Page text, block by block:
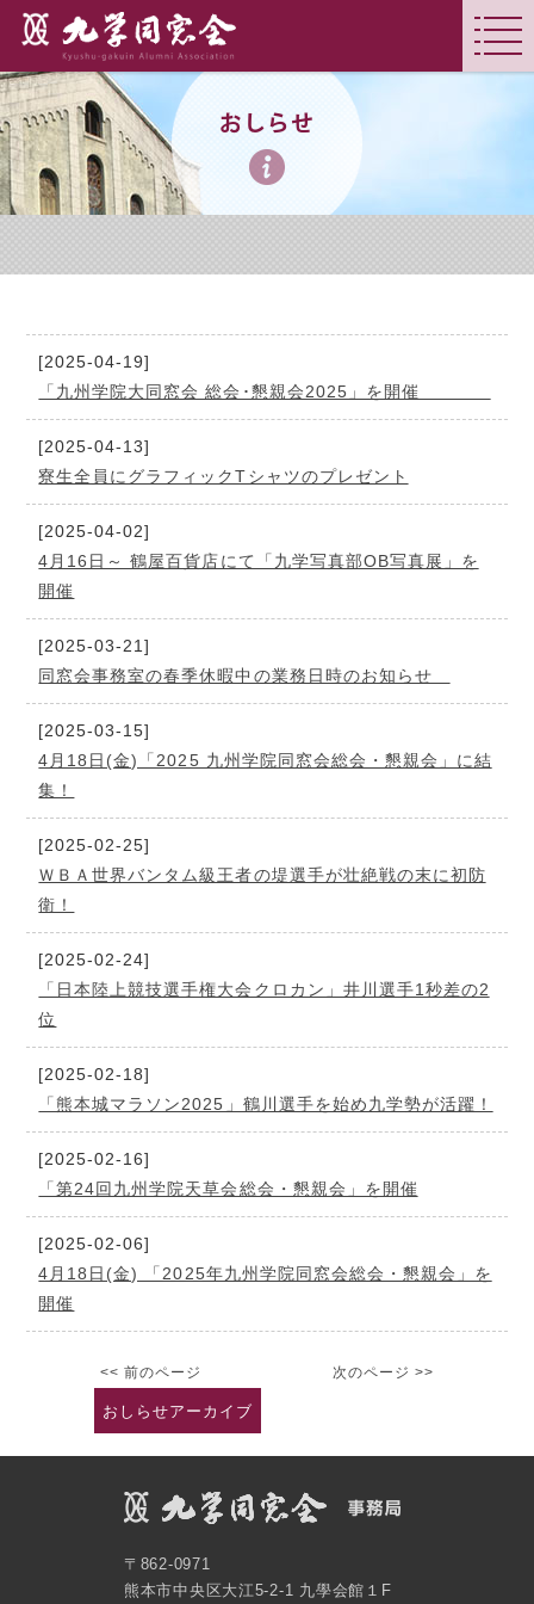
おしらせ
[2025-04-19]
「九州学院大同窓会 総会･懇親会2025」を開催
[2025-04-13]
寮生全員にグラフィックTシャツのプレゼント
[2025-04-02]
4月16日～ 鶴屋百貨店にて「九学写真部OB写真展」を
開催
[2025-03-21]
同窓会事務室の春季休暇中の業務日時のお知らせ
[2025-03-15]
4月18日(金)「2025 九州学院同窓会総会・懇親会」に結
集！
[2025-02-25]
ＷＢＡ世界バンタム級王者の堤選手が壮絶戦の末に初防
衛！
[2025-02-24]
「日本陸上競技選手権大会クロカン」井川選手1秒差の2
位
[2025-02-18]
「熊本城マラソン2025」鶴川選手を始め九学勢が活躍！
[2025-02-16]
「第24回九州学院天草会総会・懇親会」を開催
[2025-02-06]
4月18日(金) 「2025年九州学院同窓会総会・懇親会」を
開催
<< 前のページ 次のページ >>
おしらせアーカイブ
〒862-0971
熊本市中央区大江5-2-1 九學会館１F